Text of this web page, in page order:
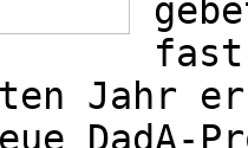
Jahr
DadA-